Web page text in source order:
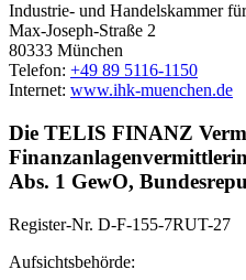
Industrie- und Handelskammer
Max-Joseph-Straße 2
80333 München
Telefon: +49 89 5116-1150
Internet: www.ihk-muenchen.de
Die TELIS FINANZ
Abs. 1 GewO,
Register-Nr. D-F-155-7RUT-27
Aufsichtsbehörde: